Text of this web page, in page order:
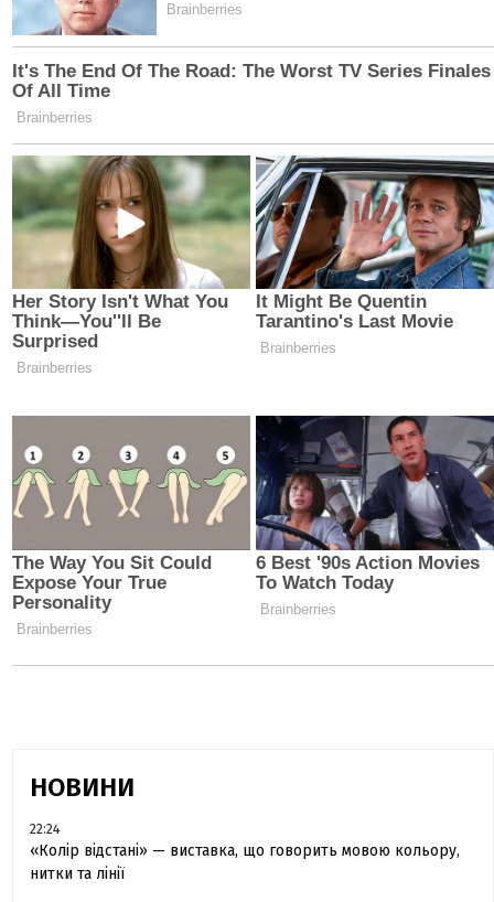
НОВИНИ
22:24
«Колір відстані» — виставка, що говорить мовою кольору,
нитки та лінії